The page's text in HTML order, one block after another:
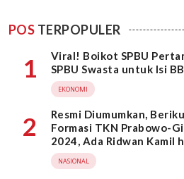
POS TERPOPULER
1
Viral! Boikot SPBU
SPBU Swasta untuk Isi
EKONOMI
2
Resmi Diumumkan,
Formasi TKN Prabowo-
2024, Ada Ridwan Kamil
Wahid
NASIONAL